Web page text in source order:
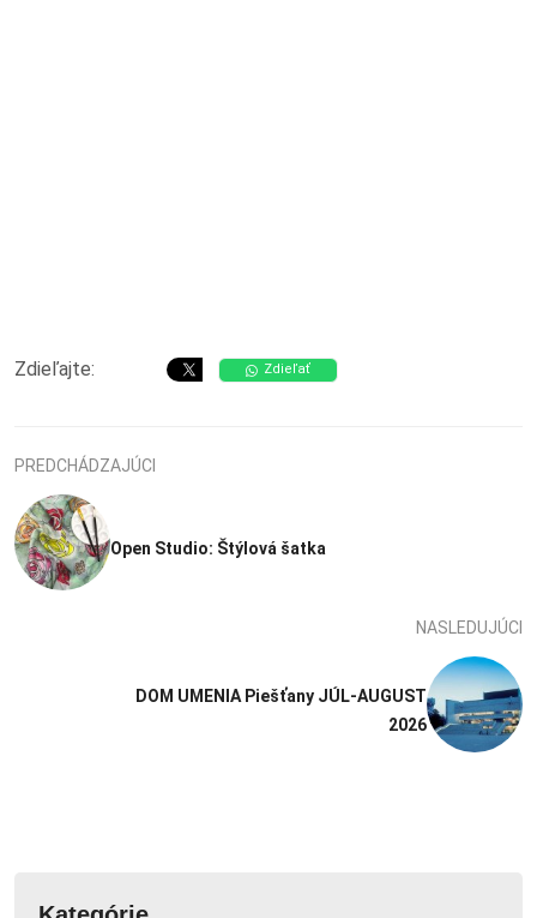
Zdieľajte: Zdieľať
PREDCHÁDZAJÚCI
Open Studio: Štýlová šatka
NASLEDUJÚCI
DOM UMENIA Piešťany JÚL-AUGUST
2026